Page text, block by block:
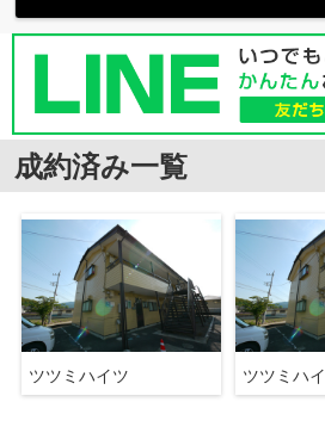
成約済み一覧
ツツミハイツ ツツミハ